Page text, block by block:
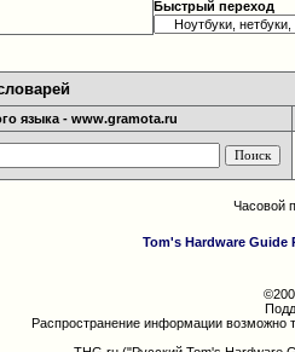
Быстрый переход
языка - www.gramota.ru
Часовой
Tom's Hardware Guide
Распространение информации возможно